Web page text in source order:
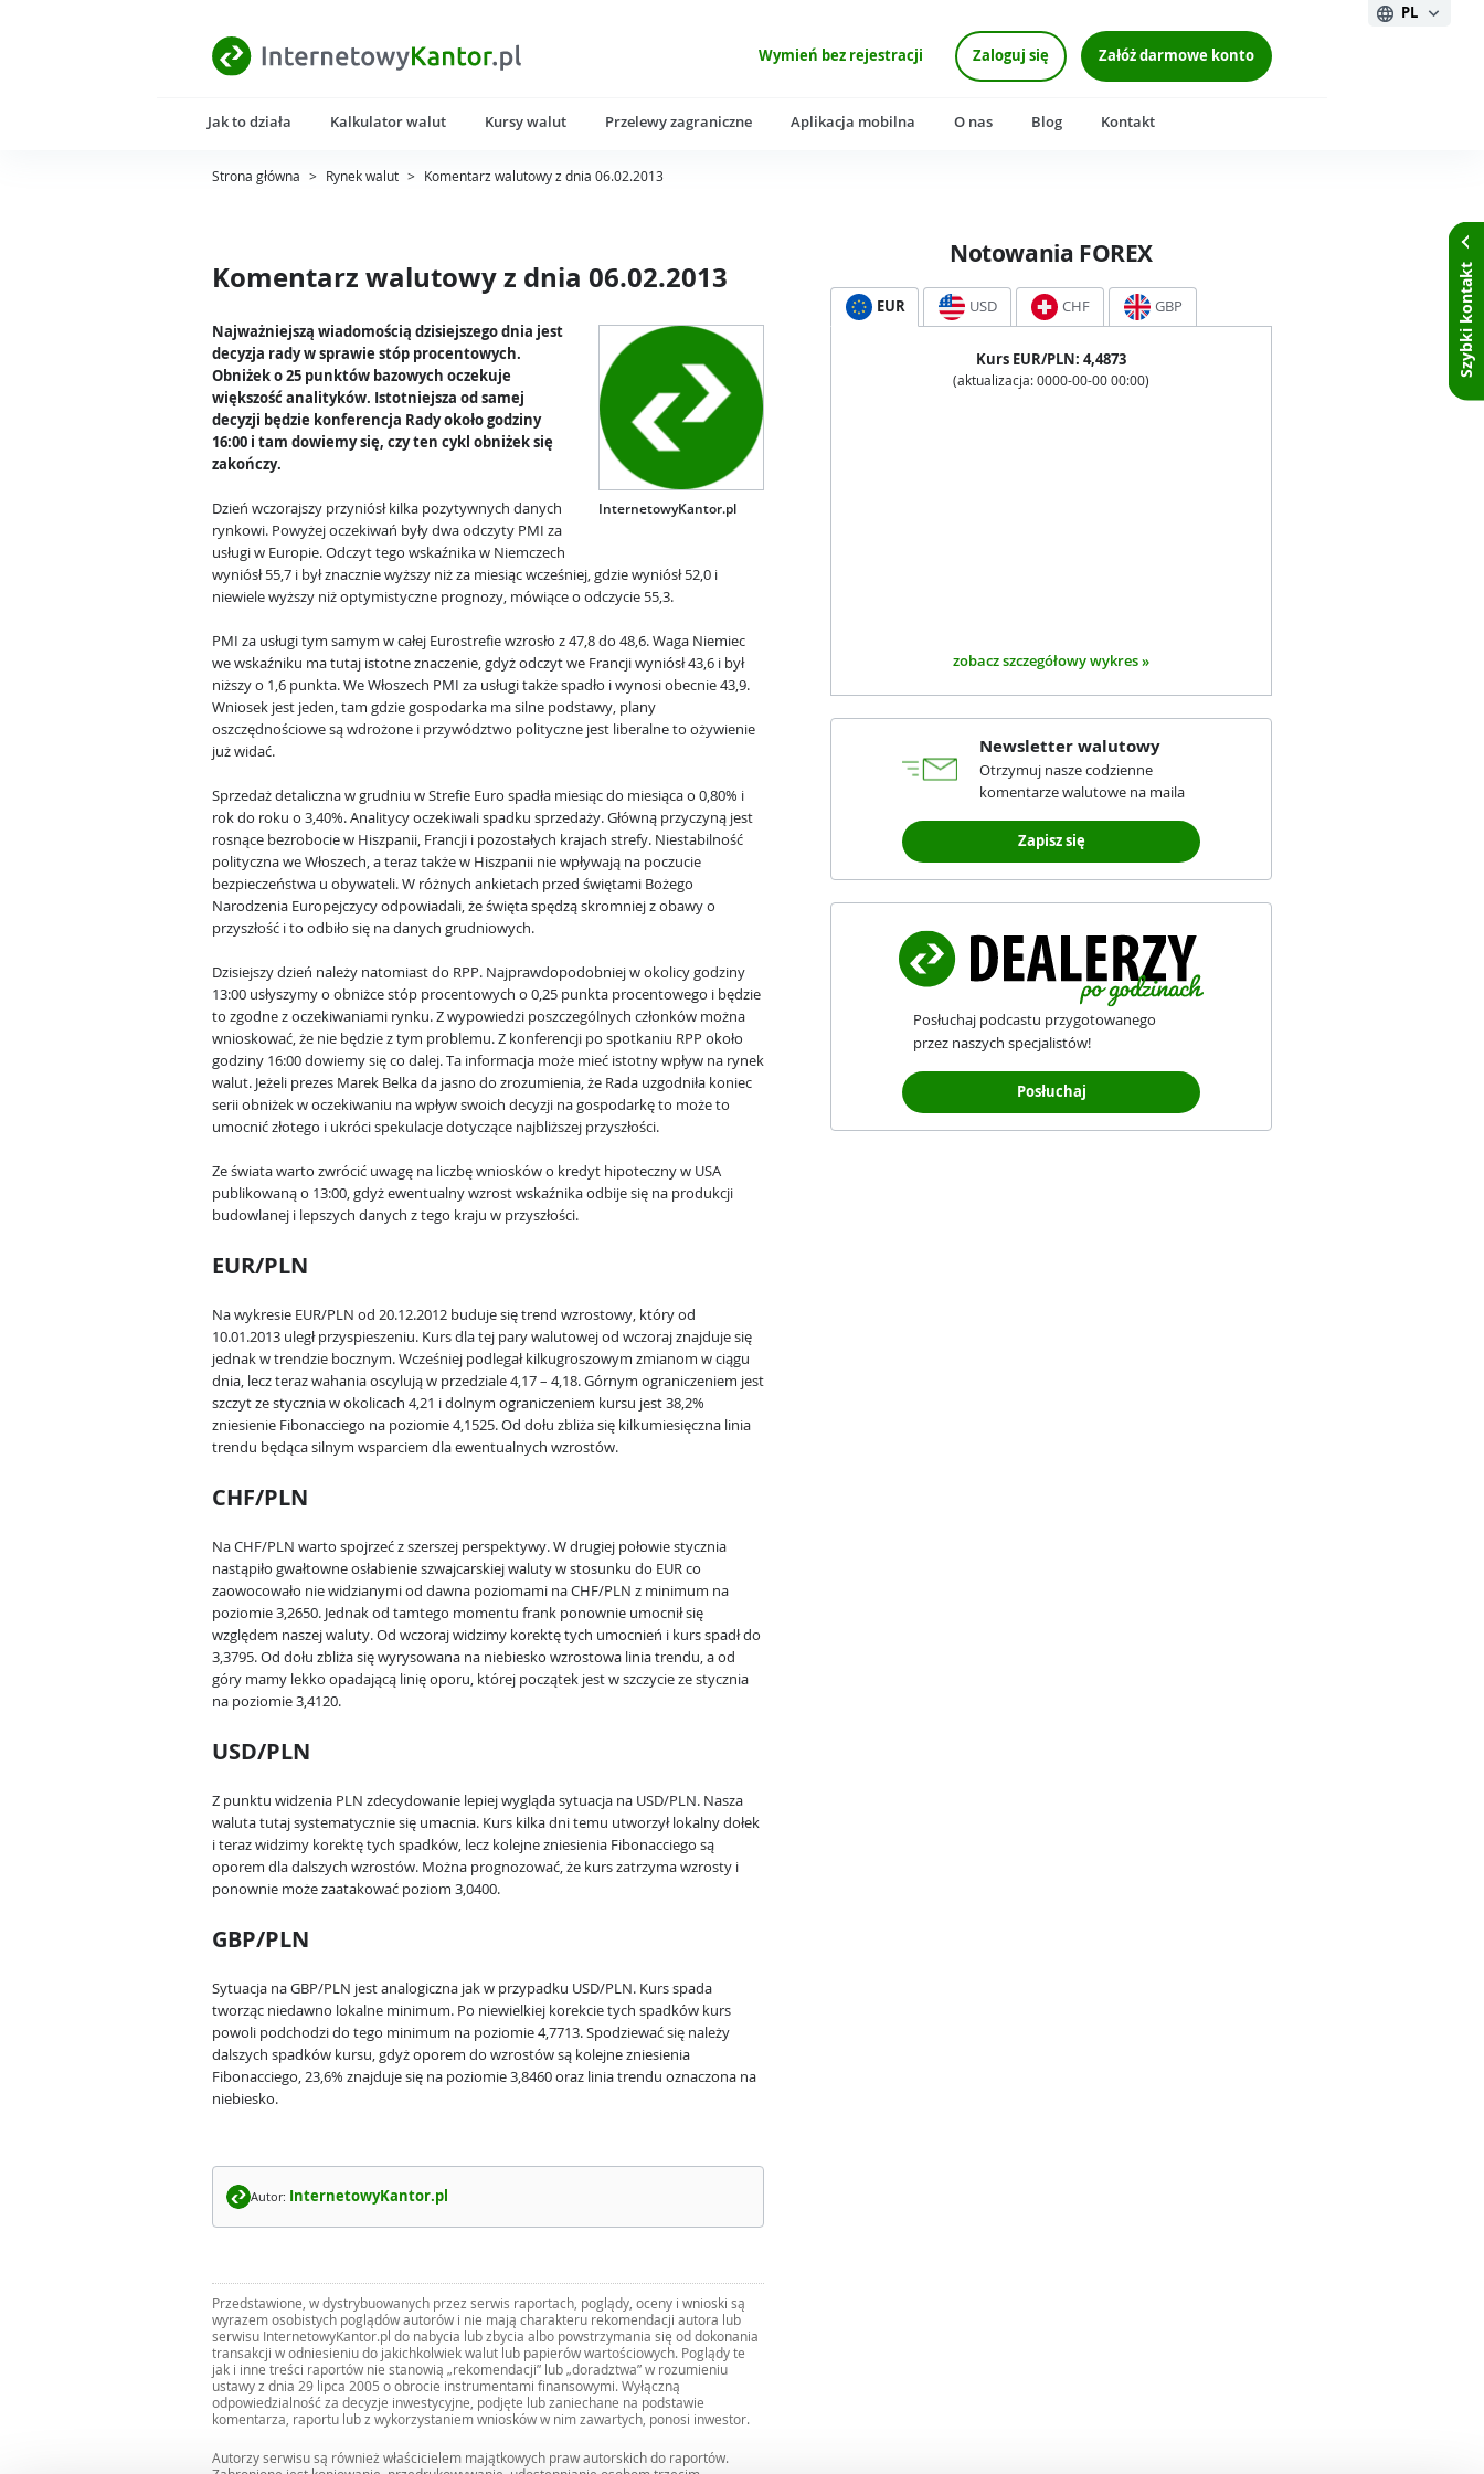
Wymień bez rejestracji Zaloguj się Załóż darmowe konto
PL
Jak to działa Kalkulator walut Kursy walut Przelewy zagraniczne Aplikacja mobilna O nas Blog Kontakt
Strona główna > Rynek walut > Komentarz walutowy z dnia 06.02.2013
Komentarz walutowy z dnia 06.02.2013
InternetowyKantor.pl
Najważniejszą wiadomością dzisiejszego dnia jest
decyzja rady w sprawie stóp procentowych.
Obniżek o 25 punktów bazowych oczekuje
większość analityków. Istotniejsza od samej
decyzji będzie konferencja Rady około godziny
16:00 i tam dowiemy się, czy ten cykl obniżek się
zakończy.
Dzień wczorajszy przyniósł kilka pozytywnych danych
rynkowi. Powyżej oczekiwań były dwa odczyty PMI za
usługi w Europie. Odczyt tego wskaźnika w Niemczech
wyniósł 55,7 i był znacznie wyższy niż za miesiąc wcześniej, gdzie wyniósł 52,0 i
niewiele wyższy niż optymistyczne prognozy, mówiące o odczycie 55,3.
PMI za usługi tym samym w całej Eurostrefie wzrosło z 47,8 do 48,6. Waga Niemiec
we wskaźniku ma tutaj istotne znaczenie, gdyż odczyt we Francji wyniósł 43,6 i był
niższy o 1,6 punkta. We Włoszech PMI za usługi także spadło i wynosi obecnie 43,9.
Wniosek jest jeden, tam gdzie gospodarka ma silne podstawy, plany
oszczędnościowe są wdrożone i przywództwo polityczne jest liberalne to ożywienie
już widać.
Sprzedaż detaliczna w grudniu w Strefie Euro spadła miesiąc do miesiąca o 0,80% i
rok do roku o 3,40%. Analitycy oczekiwali spadku sprzedaży. Główną przyczyną jest
rosnące bezrobocie w Hiszpanii, Francji i pozostałych krajach strefy. Niestabilność
polityczna we Włoszech, a teraz także w Hiszpanii nie wpływają na poczucie
bezpieczeństwa u obywateli. W różnych ankietach przed świętami Bożego
Narodzenia Europejczycy odpowiadali, że święta spędzą skromniej z obawy o
przyszłość i to odbiło się na danych grudniowych.
Dzisiejszy dzień należy natomiast do RPP. Najprawdopodobniej w okolicy godziny
13:00 usłyszymy o obniżce stóp procentowych o 0,25 punkta procentowego i będzie
to zgodne z oczekiwaniami rynku. Z wypowiedzi poszczególnych członków można
wnioskować, że nie będzie z tym problemu. Z konferencji po spotkaniu RPP około
godziny 16:00 dowiemy się co dalej. Ta informacja może mieć istotny wpływ na rynek
walut. Jeżeli prezes Marek Belka da jasno do zrozumienia, że Rada uzgodniła koniec
serii obniżek w oczekiwaniu na wpływ swoich decyzji na gospodarkę to może to
umocnić złotego i ukróci spekulacje dotyczące najbliższej przyszłości.
Ze świata warto zwrócić uwagę na liczbę wniosków o kredyt hipoteczny w USA
publikowaną o 13:00, gdyż ewentualny wzrost wskaźnika odbije się na produkcji
budowlanej i lepszych danych z tego kraju w przyszłości.
EUR/PLN
Na wykresie EUR/PLN od 20.12.2012 buduje się trend wzrostowy, który od
10.01.2013 uległ przyspieszeniu. Kurs dla tej pary walutowej od wczoraj znajduje się
jednak w trendzie bocznym. Wcześniej podlegał kilkugroszowym zmianom w ciągu
dnia, lecz teraz wahania oscylują w przedziale 4,17 – 4,18. Górnym ograniczeniem jest
szczyt ze stycznia w okolicach 4,21 i dolnym ograniczeniem kursu jest 38,2%
zniesienie Fibonacciego na poziomie 4,1525. Od dołu zbliża się kilkumiesięczna linia
trendu będąca silnym wsparciem dla ewentualnych wzrostów.
CHF/PLN
Na CHF/PLN warto spojrzeć z szerszej perspektywy. W drugiej połowie stycznia
nastąpiło gwałtowne osłabienie szwajcarskiej waluty w stosunku do EUR co
zaowocowało nie widzianymi od dawna poziomami na CHF/PLN z minimum na
poziomie 3,2650. Jednak od tamtego momentu frank ponownie umocnił się
względem naszej waluty. Od wczoraj widzimy korektę tych umocnień i kurs spadł do
3,3795. Od dołu zbliża się wyrysowana na niebiesko wzrostowa linia trendu, a od
góry mamy lekko opadającą linię oporu, której początek jest w szczycie ze stycznia
na poziomie 3,4120.
USD/PLN
Z punktu widzenia PLN zdecydowanie lepiej wygląda sytuacja na USD/PLN. Nasza
waluta tutaj systematycznie się umacnia. Kurs kilka dni temu utworzył lokalny dołek
i teraz widzimy korektę tych spadków, lecz kolejne zniesienia Fibonacciego są
oporem dla dalszych wzrostów. Można prognozować, że kurs zatrzyma wzrosty i
ponownie może zaatakować poziom 3,0400.
GBP/PLN
Sytuacja na GBP/PLN jest analogiczna jak w przypadku USD/PLN. Kurs spada
tworząc niedawno lokalne minimum. Po niewielkiej korekcie tych spadków kurs
powoli podchodzi do tego minimum na poziomie 4,7713. Spodziewać się należy
dalszych spadków kursu, gdyż oporem do wzrostów są kolejne zniesienia
Fibonacciego, 23,6% znajduje się na poziomie 3,8460 oraz linia trendu oznaczona na
niebiesko.
Autor: InternetowyKantor.pl
Przedstawione, w dystrybuowanych przez serwis raportach, poglądy, oceny i wnioski są
wyrazem osobistych poglądów autorów i nie mają charakteru rekomendacji autora lub
serwisu InternetowyKantor.pl do nabycia lub zbycia albo powstrzymania się od dokonania
transakcji w odniesieniu do jakichkolwiek walut lub papierów wartościowych. Poglądy te
jak i inne treści raportów nie stanowią „rekomendacji” lub „doradztwa” w rozumieniu
ustawy z dnia 29 lipca 2005 o obrocie instrumentami finansowymi. Wyłączną
odpowiedzialność za decyzje inwestycyjne, podjęte lub zaniechane na podstawie
komentarza, raportu lub z wykorzystaniem wniosków w nim zawartych, ponosi inwestor.
Autorzy serwisu są również właścicielem majątkowych praw autorskich do raportów.
Notowania FOREX
EUR USD CHF GBP
Kurs EUR/PLN: 4,4873
(aktualizacja: 0000-00-00 00:00)
zobacz szczegółowy wykres »
Newsletter walutowy
Otrzymuj nasze codzienne
komentarze walutowe na maila
Zapisz się
Posłuchaj podcastu przygotowanego
przez naszych specjalistów!
Posłuchaj
Szybki kontakt